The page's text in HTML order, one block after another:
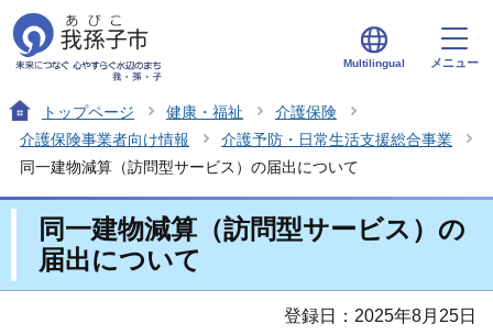
Multilingual メニュー
トップページ 健康・福祉
介護保険
介護保険事業者向け情報
介護予防・日常生活支援総合事業
同一建物減算（訪問型サービス）の届出について
同一建物減算（訪問型サービス）の
届出について
登録日：2025年8月25日